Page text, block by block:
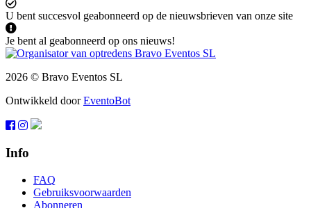
U bent succesvol geabonneerd op de nieuwsbrieven van onze site
Je bent al geabonneerd op ons nieuws!
2026 © Bravo Eventos SL
Ontwikkeld doorEventoBot
Info
FAQ
Gebruiksvoorwaarden
Abonneren